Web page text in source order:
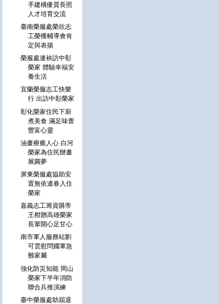
手建構優質長照
人才培育交流
臺南榮服處榮欣志
工榮獲輔導會肯
定與表揚
榮服處連袂訪中彰
榮家 體驗幸福安
養生活
宜蘭榮服志工快樂
行 出訪中彰榮家
彰化榮家住民下廚
煮美食 滿足味蕾
豐富心靈
油畫療癒人心 白河
榮家為住民辦畫
展圓夢
屏東榮服處協助安
置無依遺眷入住
榮家
嘉義志工籌資購帝
王柑贈高雄榮家
長輩開心足甘心
南市軍人服務站劉
可雲慰問國軍急
難家屬
強化防災知能 岡山
榮家下半年消防
聯合兵推演練
臺中榮服處助屆退